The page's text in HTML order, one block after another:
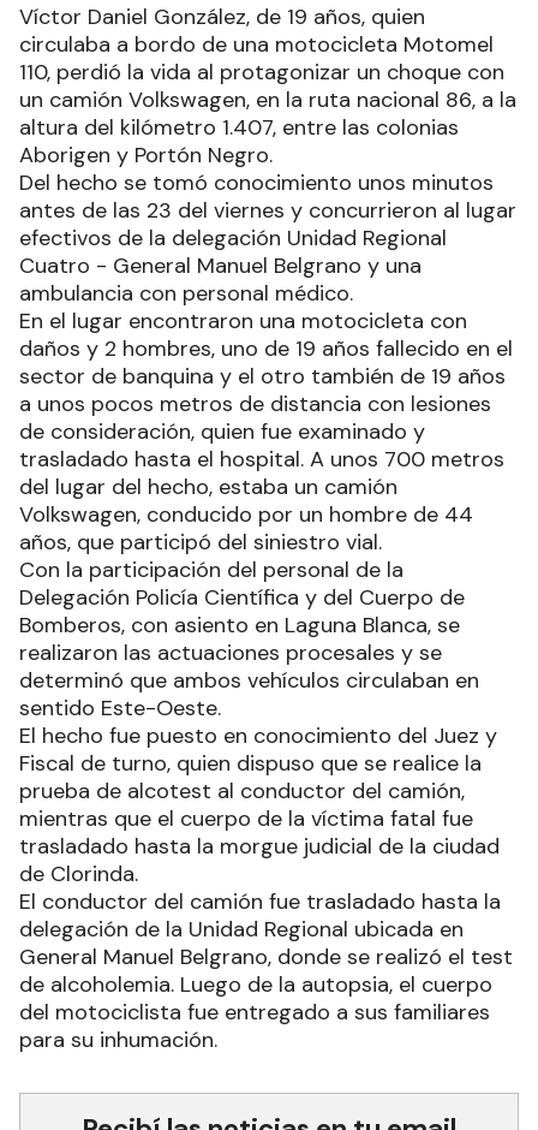
Víctor Daniel González, de 19 años, quien
circulaba a bordo de una motocicleta Motomel
110, perdió la vida al protagonizar un choque con
un camión Volkswagen, en la ruta nacional 86, a la
altura del kilómetro 1.407, entre las colonias
Aborigen y Portón Negro.
Del hecho se tomó conocimiento unos minutos
antes de las 23 del viernes y concurrieron al lugar
efectivos de la delegación Unidad Regional
Cuatro - General Manuel Belgrano y una
ambulancia con personal médico.
En el lugar encontraron una motocicleta con
daños y 2 hombres, uno de 19 años fallecido en el
sector de banquina y el otro también de 19 años
a unos pocos metros de distancia con lesiones
de consideración, quien fue examinado y
trasladado hasta el hospital. A unos 700 metros
del lugar del hecho, estaba un camión
Volkswagen, conducido por un hombre de 44
años, que participó del siniestro vial.
Con la participación del personal de la
Delegación Policía Científica y del Cuerpo de
Bomberos, con asiento en Laguna Blanca, se
realizaron las actuaciones procesales y se
determinó que ambos vehículos circulaban en
sentido Este-Oeste.
El hecho fue puesto en conocimiento del Juez y
Fiscal de turno, quien dispuso que se realice la
prueba de alcotest al conductor del camión,
mientras que el cuerpo de la víctima fatal fue
trasladado hasta la morgue judicial de la ciudad
de Clorinda.
El conductor del camión fue trasladado hasta la
delegación de la Unidad Regional ubicada en
General Manuel Belgrano, donde se realizó el test
de alcoholemia. Luego de la autopsia, el cuerpo
del motociclista fue entregado a sus familiares
para su inhumación.